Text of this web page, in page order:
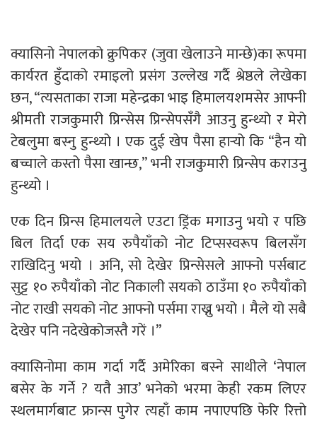
क्यासिनो नेपालको क्रुपिकर (जुवा खेलाउने मान्छे)का रूपमा
कार्यरत हुँदाको रमाइलो प्रसंग उल्लेख गर्दै श्रेष्ठले लेखेका
छन, “त्यसताका राजा महेन्द्रका भाइ हिमालयशमसेर आफ्नी
श्रीमती राजकुमारी प्रिन्सेस प्रिन्सेपसँगै आउनु हुन्थ्यो र मेरो
टेबलुमा बस्नु हुन्थ्यो । एक दुई खेप पैसा हार्‍यो कि “हैन यो
बच्चाले कस्तो पैसा खान्छ,” भनी राजकुमारी प्रिन्सेप कराउनु
हुन्थ्यो ।
एक दिन प्रिन्स हिमालयले एउटा ड्रिंक मगाउनु भयो र पछि
बिल तिर्दा एक सय रुपैयाँको नोट टिप्सस्वरूप बिलसँग
राखिदिनु भयो । अनि, सो देखेर प्रिन्सेसले आफ्नो पर्सबाट
सुट्ट १० रुपैयाँको नोट निकाली सयको ठाउँमा १० रुपैयाँको
नोट राखी सयको नोट आफ्नो पर्समा राख्नु भयो । मैले यो सबै
देखेर पनि नदेखेकोजस्तै गरें ।”
क्यासिनोमा काम गर्दा गर्दै अमेरिका बस्ने साथीले ‘नेपाल
बसेर के गर्ने ? यतै आउ’ भनेको भरमा केही रकम लिएर
स्थलमार्गबाट फ्रान्स पुगेर त्यहाँ काम नपाएपछि फेरि रित्तो